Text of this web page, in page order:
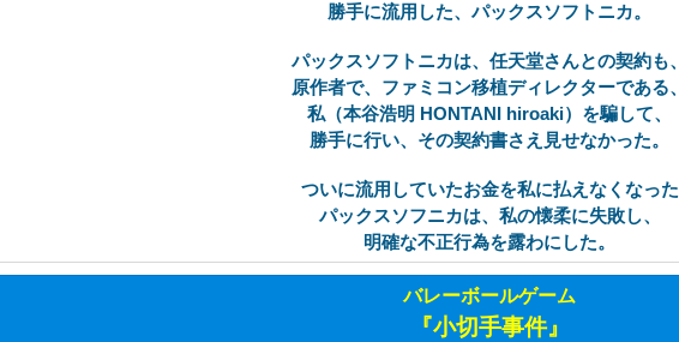
勝手に流用した、パックスソフトニカ。
パックスソフトニカは、 任天堂さんとの契約も、
原作者で、ファミコン移植ディレクターである、
私（本谷浩明 HONTANI hiroaki） を騙して、
勝手に行い、その契約書さえ見せなかった。
ついに流用していたお金を私に払えなくなった
パックスソフニカは、私の懐柔に失敗し、
明確な不正行為を露わにした。
バレーボールゲーム
『小切手事件』